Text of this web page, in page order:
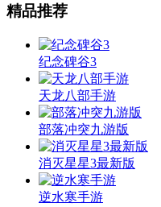
精品推荐
纪念碑谷3
天龙八部手游
部落冲突九游版
消灭星星3最新版
逆水寒手游